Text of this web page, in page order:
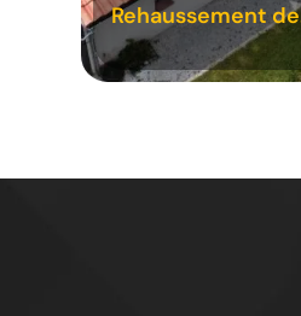
Rehaussement de
toiture 31